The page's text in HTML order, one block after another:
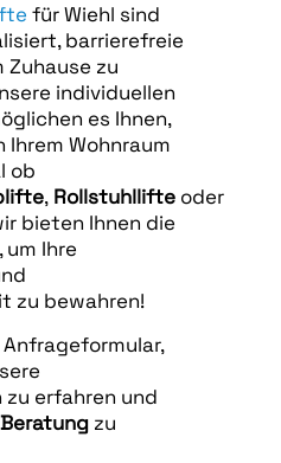
für Wiehl sind
barrierefreie
Zuhause zu
individuellen
es Ihnen,
Wohnraum
ob
, Rollstuhllifteoder
bieten Ihnen die
Ihre
zu bewahren!
erfahren und
Beratungzu